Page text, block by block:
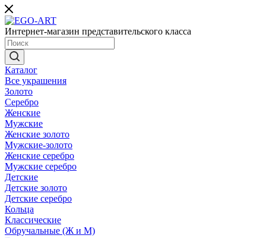
Интернет-магазин представительского класса
Каталог
Все украшения
Золото
Серебро
Женские
Мужские
Женские золото
Мужские-золото
Женские серебро
Мужские серебро
Детские
Детские золото
Детские серебро
Кольца
Классические
Обручальные (Ж и М)